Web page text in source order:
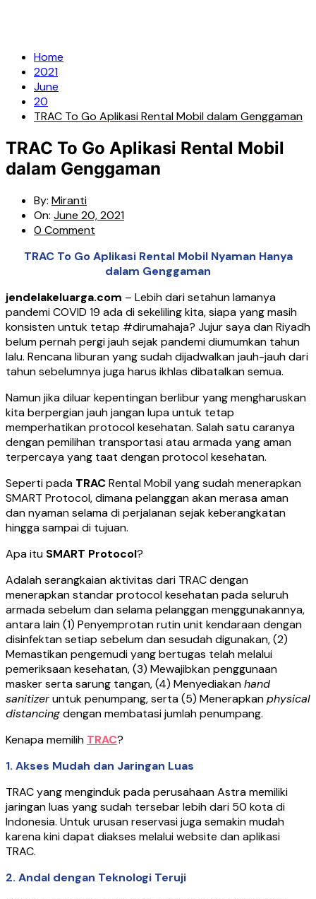
Home
2021
June
20
TRAC To Go Aplikasi Rental Mobil dalam Genggaman
TRAC To Go Aplikasi Rental Mobil
dalam Genggaman
By: Miranti
On: June 20, 2021
0 Comment
TRAC To Go Aplikasi Rental Mobil Nyaman Hanya
dalam Genggaman
jendelakeluarga.com – Lebih dari setahun lamanya
pandemi COVID 19 ada di sekeliling kita, siapa yang masih
konsisten untuk tetap #dirumahaja? Jujur saya dan Riyadh
belum pernah pergi jauh sejak pandemi diumumkan tahun
lalu. Rencana liburan yang sudah dijadwalkan jauh-jauh dari
tahun sebelumnya juga harus ikhlas dibatalkan semua.
Namun jika diluar kepentingan berlibur yang mengharuskan
kita berpergian jauh jangan lupa untuk tetap
memperhatikan protocol kesehatan. Salah satu caranya
dengan pemilihan transportasi atau armada yang aman
terpercaya yang taat dengan protocol kesehatan.
Seperti pada TRACRental Mobil yang sudah menerapkan
SMART Protocol, dimana pelanggan akan merasa aman
dan nyaman selama di perjalanan sejak keberangkatan
hingga sampai di tujuan.
Apa itu SMART Protocol?
Adalah serangkaian aktivitas dari TRAC dengan
menerapkan standar protocol kesehatan pada seluruh
armada sebelum dan selama pelanggan menggunakannya,
antara lain (1) Penyemprotan rutin unit kendaraan dengan
disinfektan setiap sebelum dan sesudah digunakan, (2)
Memastikan pengemudi yang bertugas telah melalui
pemeriksaan kesehatan, (3) Mewajibkan penggunaan
masker serta sarung tangan, (4) Menyediakanhand
sanitizeruntuk penumpang, serta (5) Menerapkanphysical
distancingdengan membatasi jumlah penumpang.
Kenapa memilih TRAC?
1. Akses Mudah dan Jaringan Luas
TRAC yang menginduk pada perusahaan Astra memiliki
jaringan luas yang sudah tersebar lebih dari 50 kota di
Indonesia. Untuk urusan reservasi juga semakin mudah
karena kini dapat diakses melalui website dan aplikasi
TRAC.
2. Andal dengan Teknologi Teruji